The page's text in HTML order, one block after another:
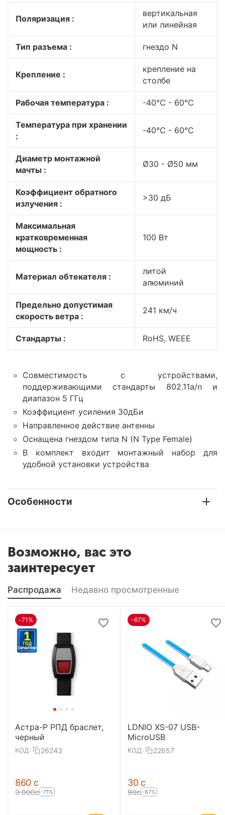
Поляризация :
вертикальная
или линейная
Тип разъема : гнездо N
Крепление :
крепление на
столбе
Рабочая температура : -40℃ - 60℃
Температура при хранении
:
-40℃ - 60℃
Диаметр монтажной
мачты :
Ø30 - Ø50 мм
Коэффициент обратного
излучения :
>30 дБ
Максимальная
кратковременная
мощность :
100 Вт
Материал обтекателя :
литой
алюминий
Предельно допустимая
скорость ветра :
241 км/ч
Стандарты : RoHS, WEEE
Совместимость с устройствами,
поддерживающими стандарты 802.11a/n и
диапазон 5 ГГц
Коэффициент усиления 30дБи
Направленное действие антенны
Оснащена гнездом типа N (N Type Female)
В комплект входит монтажный набор для
удобной установки устройства
Особенности
Возможно, вас это
заинтересует
Распродажа Недавно просмотренные
-71%
Астра-Р РПД браслет,
черный
КОД: 26243
‍860‍ с
3 000с -71%
-67%
LDNIO XS-07 USB-
MicroUSB
КОД: 22657
‍30‍ с
‍90‍с -67%